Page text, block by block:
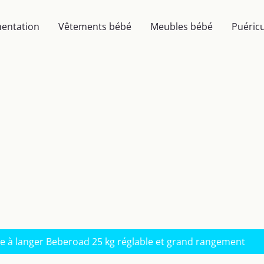
Vêtements bébé Meubles bébé
à langer Beberoad 25 kg réglable et grand rangement